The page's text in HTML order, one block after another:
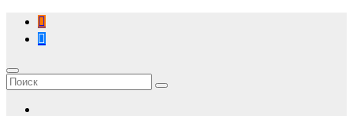
Перейти
содержимому